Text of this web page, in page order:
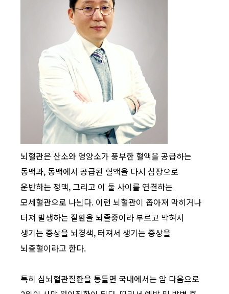
뇌혈관은 산소와 영양소가 풍부한 혈액을 공급하는
동맥과, 동맥에서 공급된 혈액을 다시 심장으로
운반하는 정맥, 그리고 이 둘 사이를 연결하는
모세혈관으로 나뉜다. 이런 뇌혈관이 좁아져 막히거나
터져 발생하는 질환을 뇌졸중이라 부르고 막혀서
생기는 증상을 뇌경색, 터져서 생기는 증상을
뇌출혈이라고 한다.
특히 심뇌혈관질환을 통틀면 국내에서는 암 다음으로